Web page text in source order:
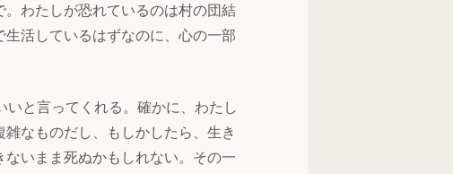
わたしが恐れているのは村の団結
活しているはずなのに、心の一部
と言ってくれる。確かに、わたし
なものだし、もしかしたら、生き
いまま死ぬかもしれない。その一